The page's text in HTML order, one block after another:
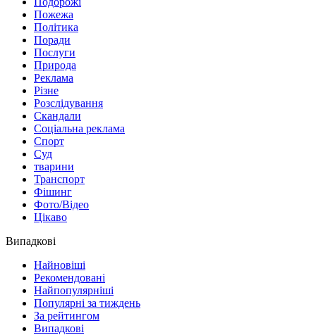
Пожежа
Політика
Поради
Послуги
Природа
Реклама
Різне
Розслідування
Скандали
Соціальна реклама
Спорт
Суд
тварини
Транспорт
Фішинг
Фото/Відео
Цікаво
Випадкові
Найновіші
Рекомендовані
Найпопулярніші
Популярні за тиждень
За рейтингом
Випадкові